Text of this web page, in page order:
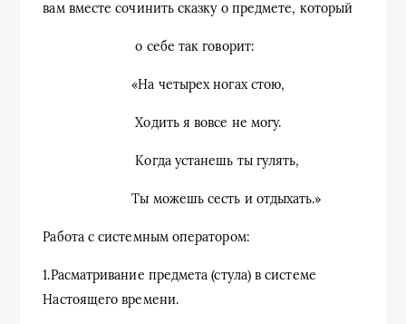
вам вместе сочинить сказку о предмете, который
о себе так говорит:
«На четырех ногах стою,
Ходить я вовсе не могу.
Когда устанешь ты гулять,
Ты можешь сесть и отдыхать.»
Работа с системным оператором:
1.Расматривание предмета (стула) в системе
Настоящего времени.